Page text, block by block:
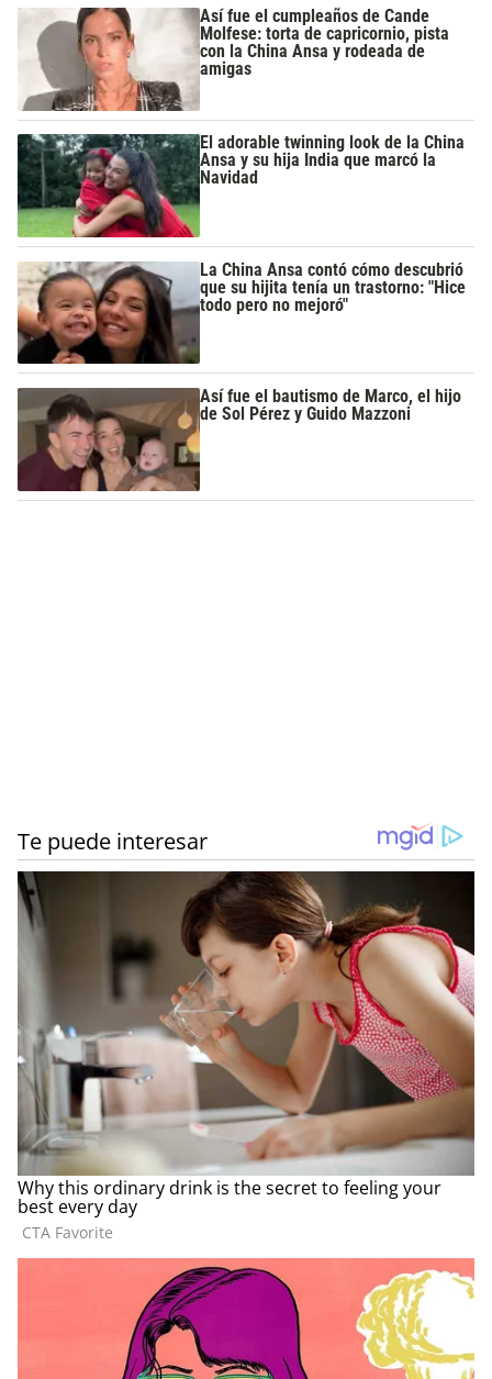
Así fue el cumpleaños de Cande
Molfese: torta de capricornio, pista
con la China Ansa y rodeada de
amigas
El adorable twinning look de la China
Ansa y su hija India que marcó la
Navidad
La China Ansa contó cómo descubrió
que su hijita tenía un trastorno: "Hice
todo pero no mejoró"
Así fue el bautismo de Marco, el hijo
de Sol Pérez y Guido Mazzoni